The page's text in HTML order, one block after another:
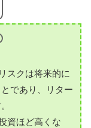
スクは将来的に
であり、リター
資ほど高くな